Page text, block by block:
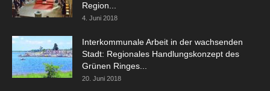
Region...
4. Juni 2018
Interkommunale Arbeit in der wachsenden
Stadt: Regionales Handlungskonzept des
Grünen Ringes...
20. Juni 2018